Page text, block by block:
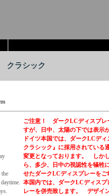
クラシック
ご注意！ ダークLCディスプレ
すが、日中、太陽の下では表示
ドイツ本国では、ダークLCデ
クラシック』に採用されている
変更となっております。 しか
ら、多少、日中の視認性を犠牲
せたダークLCディスプレーをご
本国内では、ダークLCディス
レーを併売致します。 デザイ